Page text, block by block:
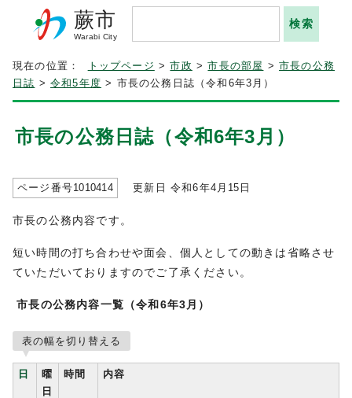
蕨市
Warabi City
現在の位置： トップページ >市政 >市長の部屋 >市長の公務
日誌 >令和5年度 > 市長の公務日誌（令和6年3月）
市長の公務日誌（令和6年3月）
ページ番号1010414 更新日 令和6年4月 15 日
市長の公務内容です。
短い時間の打ち合わせや面会、個人としての動きは省略させ
ていただいておりますのでご了承ください。
市長の公務内容一覧（令和6年3月）
表の幅を切り替える
日
曜
日
時間 内容